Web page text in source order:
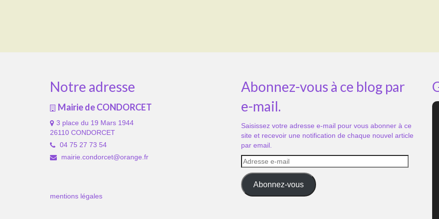
Notre adresse
Mairie de CONDORCET
3 place du 19 Mars 1944
26110 CONDORCET
04 75 27 73 54
mairie.condorcet@orange.fr
mentions légales
Abonnez-vous à ce blog par
e-mail.
Saisissez votre adresse e-mail pour vous abonner à ce
site et recevoir une notification de chaque nouvel article
par email.
Adresse
e-
mail
Abonnez-vous